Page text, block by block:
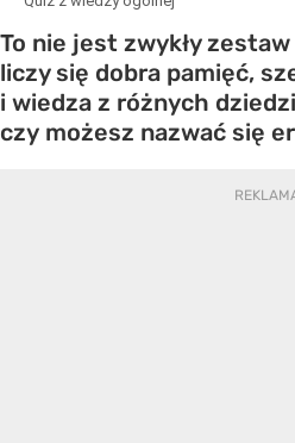
To nie jest zwykły
liczy się dobra pamięć,
i wiedza z różnych
czy możesz nazwać się